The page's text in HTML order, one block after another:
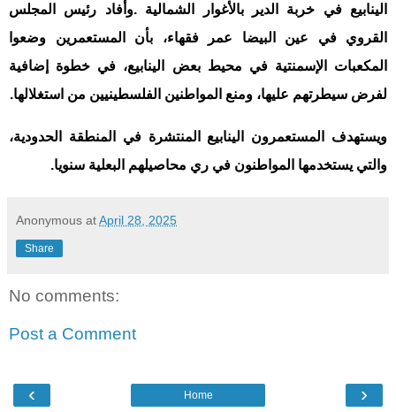
الينابيع في خربة الدير بالأغوار الشمالية .وأفاد رئيس المجلس
القروي في عين البيضا عمر فقهاء، بأن المستعمرين وضعوا
المكعبات الإسمنتية في محيط بعض الينابيع، في خطوة إضافية
لفرض سيطرتهم عليها، ومنع المواطنين الفلسطينيين من استغلالها.
ويستهدف المستعمرون الينابيع المنتشرة في المنطقة الحدودية،
والتي يستخدمها المواطنون في ري محاصيلهم البعلية سنويا.
Anonymous atApril 28, 2025
Share
No comments:
Post a Comment
‹ ›
Home